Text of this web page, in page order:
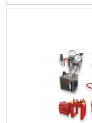
qualidade e
como principal
de até 54L/